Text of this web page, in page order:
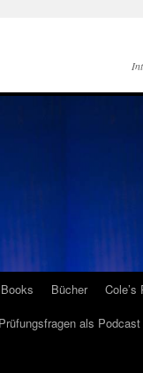
Books Bücher Cole’s
als Podcast